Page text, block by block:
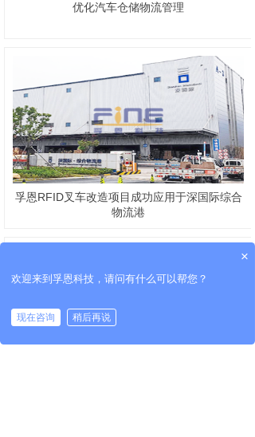
优化汽车仓储物流管理
孚恩RFID叉车改造项目成功应用于深国际综合
物流港
×
欢迎来到孚恩科技，请问有什么可以帮您？
现在咨询 稍后再说